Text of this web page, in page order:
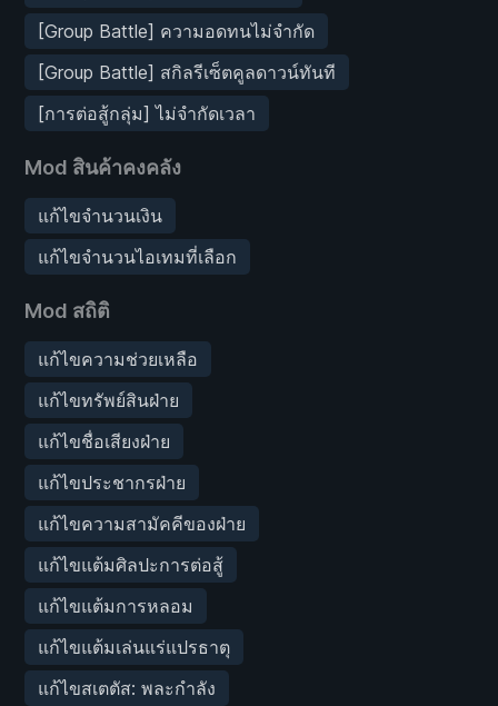
[Group Battle] ความอดทนไม่จำกัด
[Group Battle] สกิลรีเซ็ตคูลดาวน์ทันที
[การต่อสู้กลุ่ม] ไม่จำกัดเวลา
Mod สินค้าคงคลัง
แก้ไขจำนวนเงิน
แก้ไขจำนวนไอเทมที่เลือก
Mod สถิติ
แก้ไขความช่วยเหลือ
แก้ไขทรัพย์สินฝ่าย
แก้ไขชื่อเสียงฝ่าย
แก้ไขประชากรฝ่าย
แก้ไขความสามัคคีของฝ่าย
แก้ไขแต้มศิลปะการต่อสู้
แก้ไขแต้มการหลอม
แก้ไขแต้มเล่นแร่แปรธาตุ
แก้ไขสเตตัส: พละกำลัง